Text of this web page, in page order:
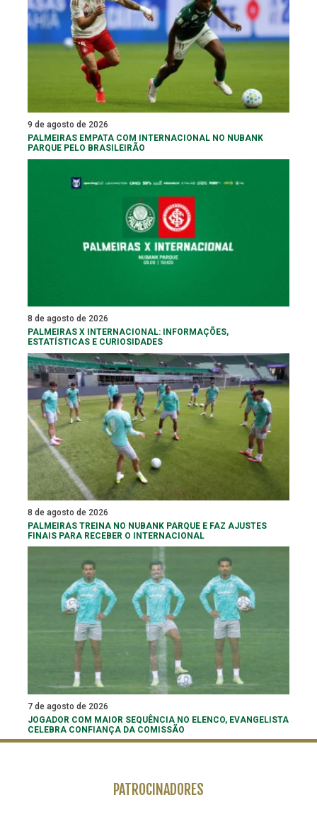
9 de agosto de 2026
PALMEIRAS EMPATA COM INTERNACIONAL NO NUBANK
PARQUE PELO BRASILEIRÃO
8 de agosto de 2026
PALMEIRAS X INTERNACIONAL: INFORMAÇÕES,
ESTATÍSTICAS E CURIOSIDADES
8 de agosto de 2026
PALMEIRAS TREINA NO NUBANK PARQUE E FAZ AJUSTES
FINAIS PARA RECEBER O INTERNACIONAL
7 de agosto de 2026
JOGADOR COM MAIOR SEQUÊNCIA NO ELENCO, EVANGELISTA
CELEBRA CONFIANÇA DA COMISSÃO
PATROCINADORES